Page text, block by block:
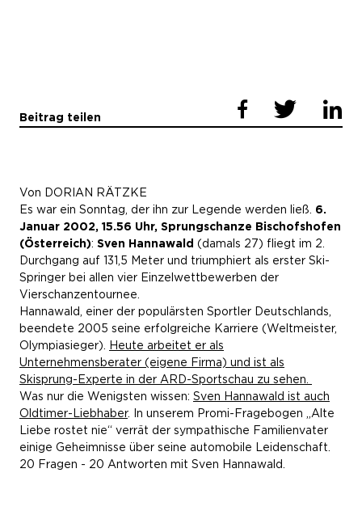
Beitrag teilen
Von DORIAN RÄTZKE
Es war ein Sonntag, der ihn zur Legende werden ließ. 6.
Januar 2002, 15.56 Uhr, Sprungschanze Bischofshofen
(Österreich): Sven Hannawald (damals 27) fliegt im 2.
Durchgang auf 131,5 Meter und triumphiert als erster Ski-
Springer bei allen vier Einzelwettbewerben der
Vierschanzentournee.
Hannawald, einer der populärsten Sportler Deutschlands,
beendete 2005 seine erfolgreiche Karriere (Weltmeister,
Olympiasieger).
Heute arbeitet er als
Unternehmensberater (eigene Firma) und ist als
Skisprung-Experte in der ARD-Sportschau zu sehen.
Was nur die Wenigsten wissen: Sven Hannawald ist auch
Oldtimer-Liebhaber. In unserem Promi-Fragebogen „Alte
Liebe rostet nie“ verrät der sympathische Familienvater
einige Geheimnisse über seine automobile Leidenschaft.
20 Fragen - 20 Antworten mit Sven Hannawald.